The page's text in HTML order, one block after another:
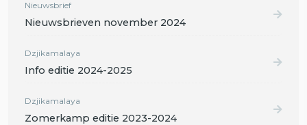
Nieuwsbrief
Nieuwsbrieven november 2024
Dzjikamalaya
Info editie 2024-2025
Dzjikamalaya
Zomerkamp editie 2023-2024